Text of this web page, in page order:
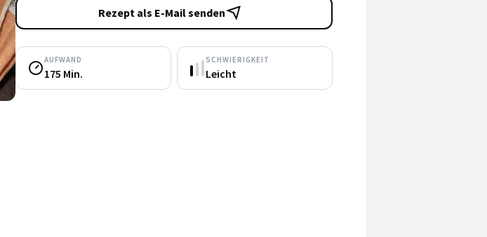
Rezept als E-Mail senden
AUFWAND
175 Min.
SCHWIERIGKEIT
Leicht